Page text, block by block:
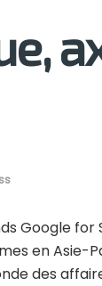
Google
en Asie-
des